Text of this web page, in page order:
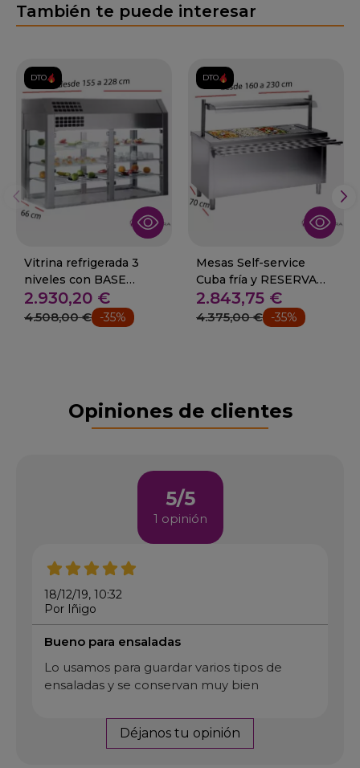
También te puede interesar
DTO.
Vitrina refrigerada 3
niveles con BASE
desde 155 a 228 cm.
2.930,20 €
4.508,00 € -35%
DTO.
Mesas Self-service
Cuba fría y RESERVA
desde 160 a 230 cm.
2.843,75 €
4.375,00 € -35%
Opiniones de clientes
5/5
1 opinión
18/12/19, 10:32
Por Iñigo
Bueno para ensaladas
Lo usamos para guardar varios tipos de
ensaladas y se conservan muy bien
Déjanos tu opinión